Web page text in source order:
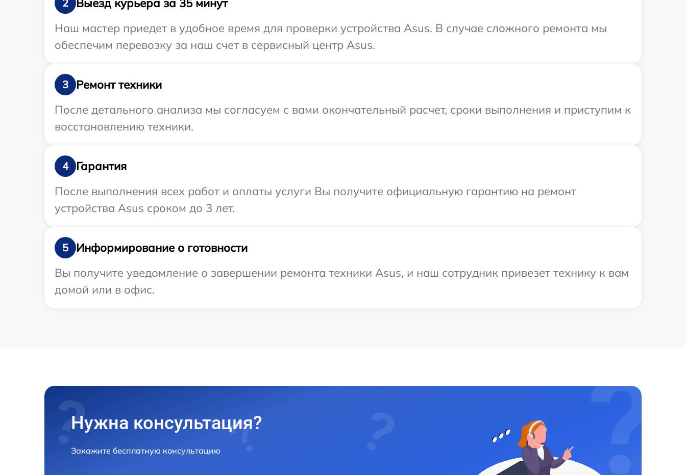
2
Выезд курьера за 35 минут
Наш мастер приедет в удобное время для проверки устройства Asus. В случае сложного ремонта мы
обеспечим перевозку за наш счет в сервисный центр Asus.
3
Ремонт техники
После детального анализа мы согласуем с вами окончательный расчет, сроки выполнения и приступим к
восстановлению техники.
4
Гарантия
После выполнения всех работ и оплаты услуги Вы получите официальную гарантию на ремонт
устройства Asus сроком до 3 лет.
5
Информирование о готовности
Вы получите уведомление о завершении ремонта техники Asus, и наш сотрудник привезет технику к вам
домой или в офис.
Нужна консультация?
Закажите бесплатную консультацию